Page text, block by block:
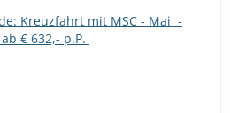
Kreuzfahrt mit MSC - Mai -
€ 632,- p.P.